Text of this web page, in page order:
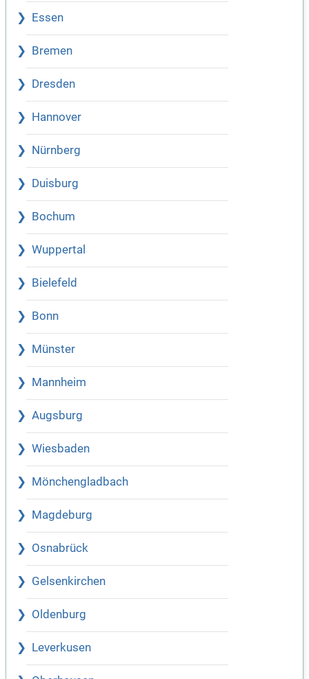
Essen
Bremen
Dresden
Hannover
Nürnberg
Duisburg
Bochum
Wuppertal
Bielefeld
Bonn
Münster
Mannheim
Augsburg
Wiesbaden
Mönchengladbach
Magdeburg
Osnabrück
Gelsenkirchen
Oldenburg
Leverkusen